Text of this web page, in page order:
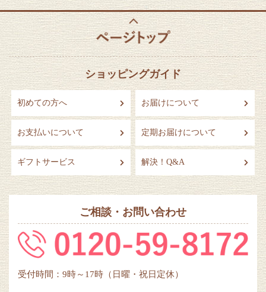
ショッピングガイド
初めての方へ お届けについて
お支払いについて 定期お届けについて
ギフトサービス 解決！Q&A
ご相談・お問い合わせ
受付時間：9時～17時（日曜・祝日定休）